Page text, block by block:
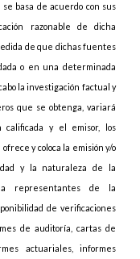
basa de acuerdo con sus
razonable de dicha
de que dichas fuentes
o en una determinada
la investigación factual y
que se obtenga, variará
y el emisor, los
y coloca la emisión y/o
y la naturaleza de la
a representantes de la
de verificaciones
de auditoría, cartas de
actuariales, informes